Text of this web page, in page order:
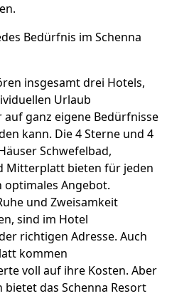
Bedürfnis im Schenna
insgesamt drei Hotels,
Urlaub
ganz eigene Bedürfnisse
kann. Die 4 Sterne und 4
Schwefelbad,
Mitterplatt bieten für jeden
optimales Angebot.
und Zweisamkeit
sind im Hotel
richtigen Adresse. Auch
kommen
voll auf ihre Kosten. Aber
bietet das Schenna Resort